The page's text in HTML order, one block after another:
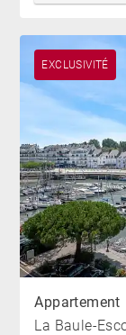
EXCLUSIVITÉ
Appartement
La Baule-